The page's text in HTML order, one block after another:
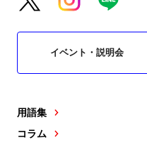
用語集
コラム
イベント・説明会